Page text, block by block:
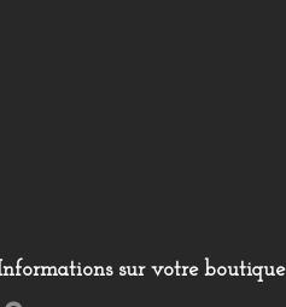
sur votre boutique